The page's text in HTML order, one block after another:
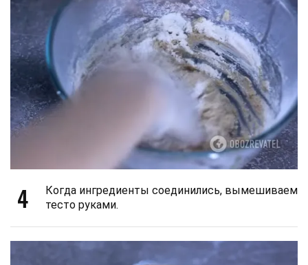
4
Когда ингредиенты соединились, вымешиваем
тесто руками.